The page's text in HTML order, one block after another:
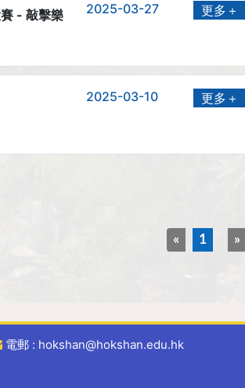
- 敲擊樂
2025-03-27 更多＋
2025-03-10 更多＋
« 1 »
電郵 : hokshan@hokshan.edu.hk